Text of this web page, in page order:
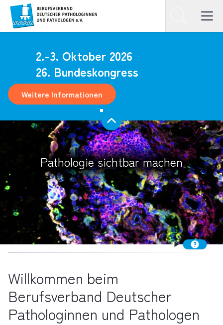
Homepage SuchenOpen
2.-3. Oktober 2026
26. Bundeskongress
Weitere Informationen
Pathologie sichtbar machen
Willkommen beim
Berufsverband Deutscher
Pathologinnen und Pathologen